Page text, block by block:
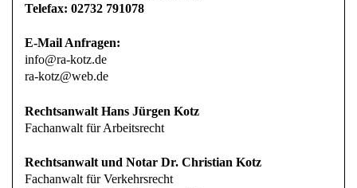
Telefax: 02732 791078
E-Mail Anfragen:
info@ra-kotz.de
ra-kotz@web.de
Rechtsanwalt Hans Jürgen Kotz
Fachanwalt für Arbeitsrecht
Rechtsanwalt und Notar Dr. Christian Kotz
Fachanwalt für Verkehrsrecht